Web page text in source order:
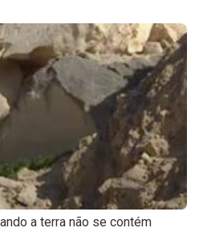
a terra não se contém